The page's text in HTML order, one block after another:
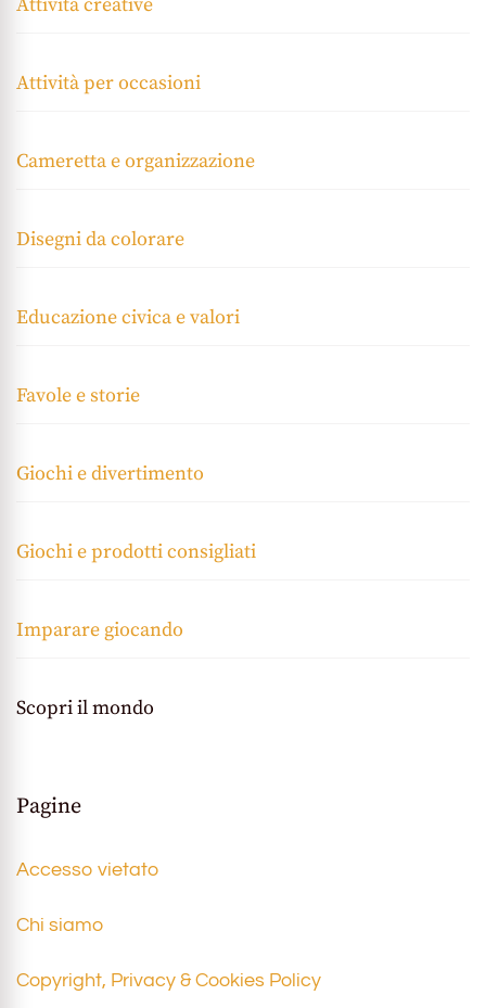
Attività creative
Attività per occasioni
Cameretta e organizzazione
Disegni da colorare
Educazione civica e valori
Favole e storie
Giochi e divertimento
Giochi e prodotti consigliati
Imparare giocando
Scopri il mondo
Pagine
Accesso vietato
Chi siamo
Copyright, Privacy & Cookies Policy